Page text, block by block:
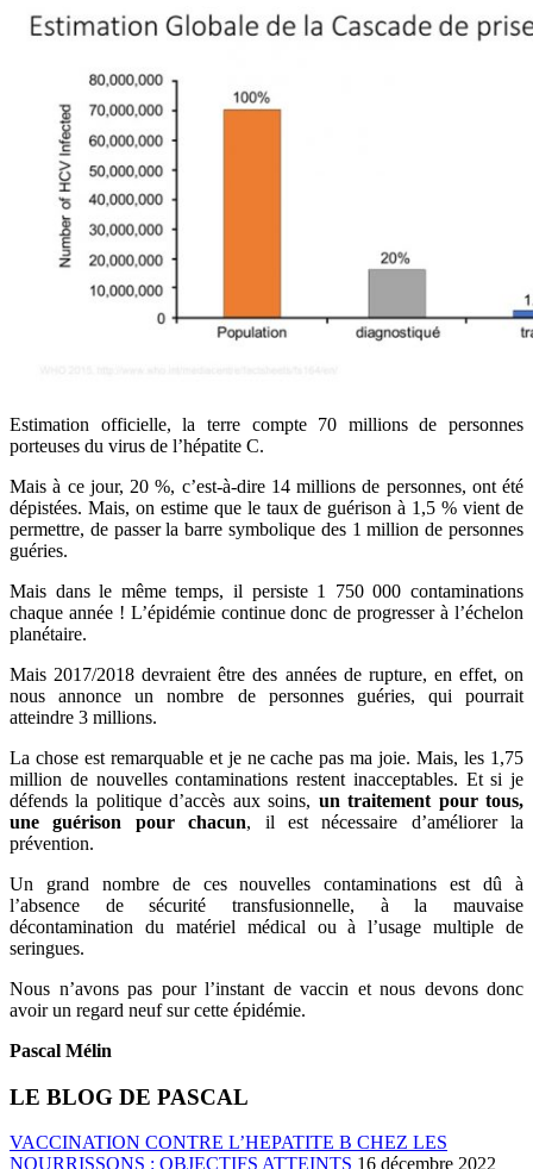
Estimation officielle, la terre compte 70 millions de personnes
porteuses du virus de l’hépatite C.
Mais à ce jour, 20 %, c’est-à-dire 14 millions de personnes, ont été
dépistées. Mais, on estime que le taux de guérison à 1,5 % vient de
permettre, de passer la barre symbolique des 1 million de personnes
guéries.
Mais dans le même temps, il persiste 1 750 000 contaminations
chaque année ! L’épidémie continue donc de progresser à l’échelon
planétaire.
Mais 2017/2018 devraient être des années de rupture, en effet, on
nous annonce un nombre de personnes guéries, qui pourrait
atteindre 3 millions.
La chose est remarquable et je ne cache pas ma joie. Mais, les 1,75
million de nouvelles contaminations restent inacceptables. Et si je
défends la politique d’accès aux soins, un traitement pour tous,
une guérison pour chacun, il est nécessaire d’améliorer la
prévention.
Un grand nombre de ces nouvelles contaminations est dû à
l’absence de sécurité transfusionnelle, à la mauvaise
décontamination du matériel médical ou à l’usage multiple de
seringues.
Nous n’avons pas pour l’instant de vaccin et nous devons donc
avoir un regard neuf sur cette épidémie.
Pascal Mélin
LE BLOG DE PASCAL
VACCINATION CONTRE L’HEPATITE B CHEZ LES
NOURRISSONS : OBJECTIFS ATTEINTS 16 décembre 2022